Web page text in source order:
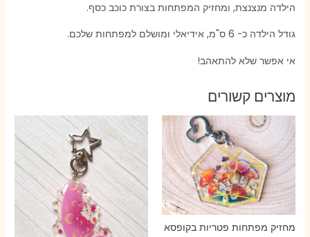
הילדה מנצנצת, ומחזיק המפתחות בצורת כוכב כסף.
גודל הילדה כ- 6 ס"מ, אידיאלי ומושלם למפתחות שלכם.
אי אפשר שלא להתאהב!
מוצרים קשורים
מחזיק מפתחות פטריות בקופסא